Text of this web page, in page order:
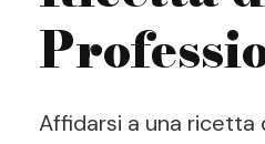
Affidarsi a una ricetta